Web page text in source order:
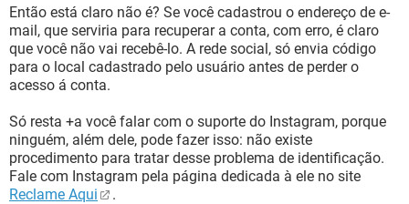
Então está claro não é? Se você cadastrou o endereço de e-
mail, que serviria para recuperar a conta, com erro, é claro
que você não vai recebê-lo. A rede social, só envia código
para o local cadastrado pelo usuário antes de perder o
acesso á conta.
Só resta +a você falar com o suporte do Instagram, porque
ninguém, além dele, pode fazer isso: não existe
procedimento para tratar desse problema de identificação.
Fale com Instagram pela página dedicada à ele no site
Reclame Aqui
.